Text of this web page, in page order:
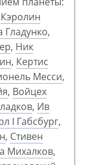
Кэролин
Гладунко,
, Ник
, Кертис
Месси,
, Войцех
, Ив
I Габсбург,
, Стивен
Михалков,